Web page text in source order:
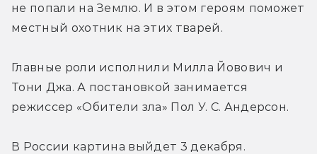
не попали на Землю. И в этом героям поможет
местный охотник на этих тварей.
Главные роли исполнили Милла Йовович и
Тони Джа. А постановкой занимается
режиссер «Обители зла» Пол У. С. Андерсон.
В России картина выйдет 3 декабря.